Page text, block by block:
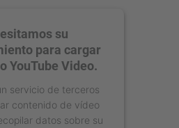
su
para cargar
YouTube Video.
servicio de terceros
contenido de vídeo
datos sobre su